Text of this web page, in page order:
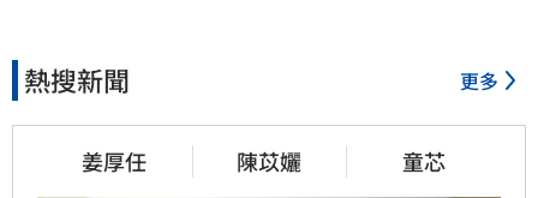
熱搜新聞 更多
姜厚任 陳苡孋 童芯